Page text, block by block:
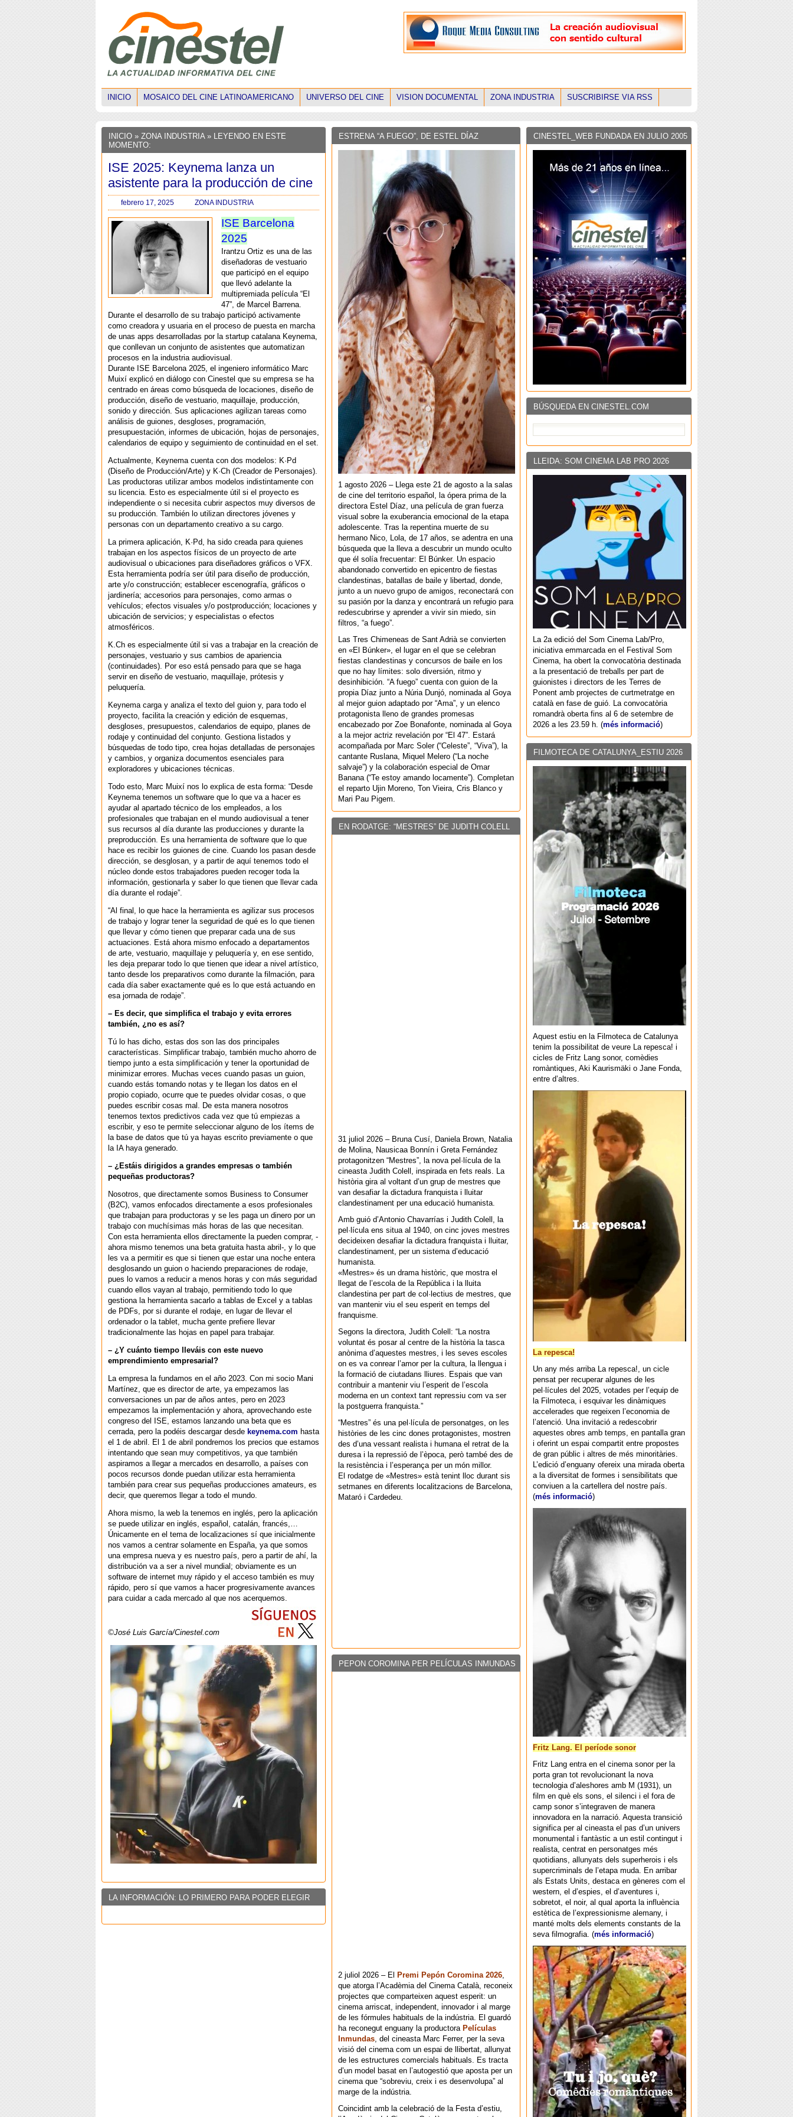
INICIO MOSAICO DEL CINE LATINOAMERICANO UNIVERSO DEL CINE VISION DOCUMENTAL ZONA INDUSTRIA SUSCRIBIRSE VIA RSS
INICIO » ZONA INDUSTRIA» LEYENDO EN ESTE
MOMENTO:
ISE 2025: Keynema lanza un
asistente para la producción de cine
febrero 17, 2025 ZONA INDUSTRIA
ISE Barcelona
2025
Irantzu Ortiz es una de las
diseñadoras de vestuario
que participó en el equipo
que llevó adelante la
multipremiada película “El
47”, de Marcel Barrena.
Durante el desarrollo de su trabajo participó activamente
como creadora y usuaria en el proceso de puesta en marcha
de unas apps desarrolladas por la startup catalana Keynema,
que conllevan un conjunto de asistentes que automatizan
procesos en la industria audiovisual.
Durante ISE Barcelona 2025, el ingeniero informático Marc
Muixí explicó en diálogo con Cinestel que su empresa se ha
centrado en áreas como búsqueda de locaciones, diseño de
producción, diseño de vestuario, maquillaje, producción,
sonido y dirección. Sus aplicaciones agilizan tareas como
análisis de guiones, desgloses, programación,
presupuestación, informes de ubicación, hojas de personajes,
calendarios de equipo y seguimiento de continuidad en el set.
Actualmente, Keynema cuenta con dos modelos: K·Pd
(Diseño de Producción/Arte) y K·Ch (Creador de Personajes).
Las productoras utilizar ambos modelos indistintamente con
su licencia. Esto es especialmente útil si el proyecto es
independiente o si necesita cubrir aspectos muy diversos de
su producción. También lo utilizan directores jóvenes y
personas con un departamento creativo a su cargo.
La primera aplicación, K·Pd, ha sido creada para quienes
trabajan en los aspectos físicos de un proyecto de arte
audiovisual o ubicaciones para diseñadores gráficos o VFX.
Esta herramienta podría ser útil para diseño de producción,
arte y/o construcción; establecer escenografía, gráficos o
jardinería; accesorios para personajes, como armas o
vehículos; efectos visuales y/o postproducción; locaciones y
ubicación de servicios; y especialistas o efectos
atmosféricos.
K.Ch es especialmente útil si vas a trabajar en la creación de
personajes, vestuario y sus cambios de apariencia
(continuidades). Por eso está pensado para que se haga
servir en diseño de vestuario, maquillaje, prótesis y
peluquería.
Keynema carga y analiza el texto del guion y, para todo el
proyecto, facilita la creación y edición de esquemas,
desgloses, presupuestos, calendarios de equipo, planes de
rodaje y continuidad del conjunto. Gestiona listados y
búsquedas de todo tipo, crea hojas detalladas de personajes
y cambios, y organiza documentos esenciales para
exploradores y ubicaciones técnicas.
Todo esto, Marc Muixí nos lo explica de esta forma: “Desde
Keynema tenemos un software que lo que va a hacer es
ayudar al apartado técnico de los empleados, a los
profesionales que trabajan en el mundo audiovisual a tener
sus recursos al día durante las producciones y durante la
preproducción. Es una herramienta de software que lo que
hace es recibir los guiones de cine. Cuando los pasan desde
dirección, se desglosan, y a partir de aquí tenemos todo el
núcleo donde estos trabajadores pueden recoger toda la
información, gestionarla y saber lo que tienen que llevar cada
día durante el rodaje”.
“Al final, lo que hace la herramienta es agilizar sus procesos
de trabajo y lograr tener la seguridad de qué es lo que tienen
que llevar y cómo tienen que preparar cada una de sus
actuaciones. Está ahora mismo enfocado a departamentos
de arte, vestuario, maquillaje y peluquería y, en ese sentido,
les deja preparar todo lo que tienen que idear a nivel artístico,
tanto desde los preparativos como durante la filmación, para
cada día saber exactamente qué es lo que está actuando en
esa jornada de rodaje”.
– Es decir, que simplifica el trabajo y evita errores
también, ¿no es así?
Tú lo has dicho, estas dos son las dos principales
características. Simplificar trabajo, también mucho ahorro de
tiempo junto a esta simplificación y tener la oportunidad de
minimizar errores. Muchas veces cuando pasas un guion,
cuando estás tomando notas y te llegan los datos en el
propio copiado, ocurre que te puedes olvidar cosas, o que
puedes escribir cosas mal. De esta manera nosotros
tenemos textos predictivos cada vez que tú empiezas a
escribir, y eso te permite seleccionar alguno de los ítems de
la base de datos que tú ya hayas escrito previamente o que
la IA haya generado.
– ¿Estáis dirigidos a grandes empresas o también
pequeñas productoras?
Nosotros, que directamente somos Business to Consumer
(B2C), vamos enfocados directamente a esos profesionales
que trabajan para productoras y se les paga un dinero por un
trabajo con muchísimas más horas de las que necesitan.
Con esta herramienta ellos directamente la pueden comprar, -
ahora mismo tenemos una beta gratuita hasta abril-, y lo que
les va a permitir es que si tienen que estar una noche entera
desglosando un guion o haciendo preparaciones de rodaje,
pues lo vamos a reducir a menos horas y con más seguridad
cuando ellos vayan al trabajo, permitiendo todo lo que
gestiona la herramienta sacarlo a tablas de Excel y a tablas
de PDFs, por si durante el rodaje, en lugar de llevar el
ordenador o la tablet, mucha gente prefiere llevar
tradicionalmente las hojas en papel para trabajar.
– ¿Y cuánto tiempo lleváis con este nuevo
emprendimiento empresarial?
La empresa la fundamos en el año 2023. Con mi socio Mani
Martínez, que es director de arte, ya empezamos las
conversaciones un par de años antes, pero en 2023
empezamos la implementación y ahora, aprovechando este
congreso del ISE, estamos lanzando una beta que es
cerrada, pero la podéis descargar desde keynema.com hasta
el 1 de abril. El 1 de abril pondremos los precios que estamos
intentando que sean muy competitivos, ya que también
aspiramos a llegar a mercados en desarrollo, a países con
pocos recursos donde puedan utilizar esta herramienta
también para crear sus pequeñas producciones amateurs, es
decir, que queremos llegar a todo el mundo.
Ahora mismo, la web la tenemos en inglés, pero la aplicación
se puede utilizar en inglés, español, catalán, francés,…
Únicamente en el tema de localizaciones sí que inicialmente
nos vamos a centrar solamente en España, ya que somos
una empresa nueva y es nuestro país, pero a partir de ahí, la
distribución va a ser a nivel mundial; obviamente es un
software de internet muy rápido y el acceso también es muy
rápido, pero sí que vamos a hacer progresivamente avances
para cuidar a cada mercado al que nos acerquemos.
©José Luis García/Cinestel.com
LA INFORMACIÓN: LO PRIMERO PARA PODER ELEGIR
CINESTEL_WEB FUNDADA EN JULIO 2005
BÚSQUEDA EN CINESTEL.COM
LLEIDA: SOM CINEMA LAB PRO 2026
La 2a edició del Som Cinema Lab/Pro,
iniciativa emmarcada en el Festival Som
Cinema, ha obert la convocatòria destinada
a la presentació de treballs per part de
guionistes i directors de les Terres de
Ponent amb projectes de curtmetratge en
català en fase de guió. La convocatòria
romandrà oberta fins al 6 de setembre de
2026 a les 23.59 h. (més informació)
FILMOTECA DE CATALUNYA_ESTIU 2026
Aquest estiu en la Filmoteca de Catalunya
tenim la possibilitat de veure La repesca! i
cicles de Fritz Lang sonor, comèdies
romàntiques, Aki Kaurismäki o Jane Fonda,
entre d’altres.
La repesca!
Un any més arriba La repesca!, un cicle
pensat per recuperar algunes de les
pel·lícules del 2025, votades per l’equip de
la Filmoteca, i esquivar les dinàmiques
accelerades que regeixen l’economia de
l’atenció. Una invitació a redescobrir
aquestes obres amb temps, en pantalla gran
i oferint un espai compartit entre propostes
de gran públic i altres de més minoritàries.
L’edició d’enguany ofereix una mirada oberta
a la diversitat de formes i sensibilitats que
conviuen a la cartellera del nostre país.
(més informació)
Fritz Lang. El període sonor
Fritz Lang entra en el cinema sonor per la
porta gran tot revolucionant la nova
tecnologia d’aleshores amb M (1931), un
film en què els sons, el silenci i el fora de
camp sonor s’integraven de manera
innovadora en la narració. Aquesta transició
significa per al cineasta el pas d’un univers
monumental i fantàstic a un estil contingut i
realista, centrat en personatges més
quotidians, allunyats dels superherois i els
supercriminals de l’etapa muda. En arribar
als Estats Units, destaca en gèneres com el
western, el d’espies, el d’aventures i,
sobretot, el noir, al qual aporta la influència
estètica de l’expressionisme alemany, i
manté molts dels elements constants de la
seva filmografia. (més informació)
ESTRENA “A FUEGO”, DE ESTEL DÍAZ
1 agosto 2026 – Llega este 21 de agosto a la salas
de cine del territorio español, la ópera prima de la
directora Estel Díaz, una película de gran fuerza
visual sobre la exuberancia emocional de la etapa
adolescente. Tras la repentina muerte de su
hermano Nico, Lola, de 17 años, se adentra en una
búsqueda que la lleva a descubrir un mundo oculto
que él solía frecuentar: El Búnker. Un espacio
abandonado convertido en epicentro de fiestas
clandestinas, batallas de baile y libertad, donde,
junto a un nuevo grupo de amigos, reconectará con
su pasión por la danza y encontrará un refugio para
redescubrirse y aprender a vivir sin miedo, sin
filtros, “a fuego”.
Las Tres Chimeneas de Sant Adrià se convierten
en «El Búnker», el lugar en el que se celebran
fiestas clandestinas y concursos de baile en los
que no hay límites: solo diversión, ritmo y
desinhibición. “A fuego” cuenta con guion de la
propia Díaz junto a Núria Dunjó, nominada al Goya
al mejor guion adaptado por “Ama”, y un elenco
protagonista lleno de grandes promesas
encabezado por Zoe Bonafonte, nominada al Goya
a la mejor actriz revelación por “El 47”. Estará
acompañada por Marc Soler (“Celeste”, “Viva”), la
cantante Ruslana, Miquel Melero (“La noche
salvaje”) y la colaboración especial de Omar
Banana (“Te estoy amando locamente”). Completan
el reparto Ujin Moreno, Ton Vieira, Cris Blanco y
Mari Pau Pigem.
EN RODATGE: “MESTRES” DE JUDITH COLELL
31 juliol 2026 – Bruna Cusí, Daniela Brown, Natalia
de Molina, Nausicaa Bonnín i Greta Fernández
protagonitzen “Mestres”, la nova pel·lícula de la
cineasta Judith Colell, inspirada en fets reals. La
història gira al voltant d’un grup de mestres que
van desafiar la dictadura franquista i lluitar
clandestinament per una educació humanista.
Amb guió d’Antonio Chavarrías i Judith Colell, la
pel·lícula ens situa al 1940, on cinc joves mestres
decideixen desafiar la dictadura franquista i lluitar,
clandestinament, per un sistema d’educació
humanista.
«Mestres» és un drama històric, que mostra el
llegat de l’escola de la República i la lluita
clandestina per part de col·lectius de mestres, que
van mantenir viu el seu esperit en temps del
franquisme.
Segons la directora, Judith Colell: “La nostra
voluntat és posar al centre de la història la tasca
anònima d’aquestes mestres, i les seves escoles
on es va conrear l’amor per la cultura, la llengua i
la formació de ciutadans lliures. Espais que van
contribuir a mantenir viu l’esperit de l’escola
moderna en un context tant repressiu com va ser
la postguerra franquista.”
“Mestres” és una pel·lícula de personatges, on les
històries de les cinc dones protagonistes, mostren
des d’una vessant realista i humana el retrat de la
duresa i la repressió de l’època, però també des de
la resistència i l’esperança per un món millor.
El rodatge de «Mestres» està tenint lloc durant sis
setmanes en diferents localitzacions de Barcelona,
Mataró i Cardedeu.
PEPON COROMINA PER PELÍCULAS INMUNDAS
2 juliol 2026 – El Premi Pepón Coromina 2026,
que atorga l’Acadèmia del Cinema Català, reconeix
projectes que comparteixen aquest esperit: un
cinema arriscat, independent, innovador i al marge
de les fórmules habituals de la indústria. El guardó
ha reconegut enguany la productora Películas
Inmundas, del cineasta Marc Ferrer, per la seva
visió del cinema com un espai de llibertat, allunyat
de les estructures comercials habituals. Es tracta
d’un model basat en l’autogestió que aposta per un
cinema que “sobreviu, creix i es desenvolupa” al
marge de la indústria.
Coincidint amb la celebració de la Festa d’estiu,